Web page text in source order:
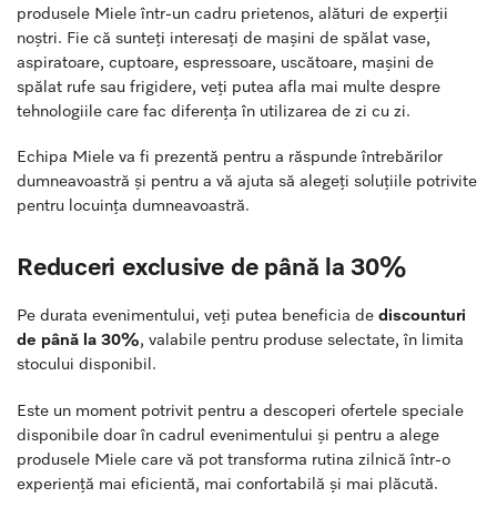
produsele Miele într-un cadru prietenos, alături de experții
noștri. Fie că sunteți interesați de mașini de spălat vase,
aspiratoare, cuptoare, espressoare, uscătoare, maşini de
spălat rufe sau frigidere, veți putea afla mai multe despre
tehnologiile care fac diferența în utilizarea de zi cu zi.
Echipa Miele va fi prezentă pentru a răspunde întrebărilor
dumneavoastră și pentru a vă ajuta să alegeți soluțiile potrivite
pentru locuința dumneavoastră.
Reduceri exclusive de până la 30%
Pe durata evenimentului, veți putea beneficia de discounturi
de până la 30%, valabile pentru produse selectate, în limita
stocului disponibil.
Este un moment potrivit pentru a descoperi ofertele speciale
disponibile doar în cadrul evenimentului și pentru a alege
produsele Miele care vă pot transforma rutina zilnică într-o
experiență mai eficientă, mai confortabilă și mai plăcută.